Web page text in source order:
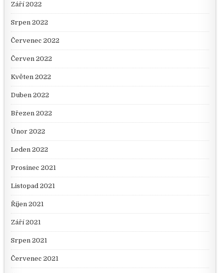
Září 2022
Srpen 2022
Červenec 2022
Červen 2022
Květen 2022
Duben 2022
Březen 2022
Únor 2022
Leden 2022
Prosinec 2021
Listopad 2021
Říjen 2021
Září 2021
Srpen 2021
Červenec 2021